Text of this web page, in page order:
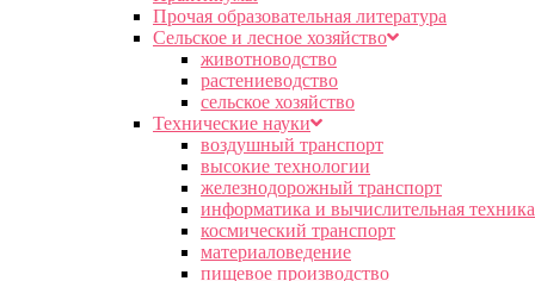
Прочая образовательная литература
Сельское и лесное хозяйство
животноводство
растениеводство
сельское хозяйство
Технические науки
воздушный транспорт
высокие технологии
железнодорожный транспорт
информатика и вычислительная техника
космический транспорт
материаловедение
пищевое производство